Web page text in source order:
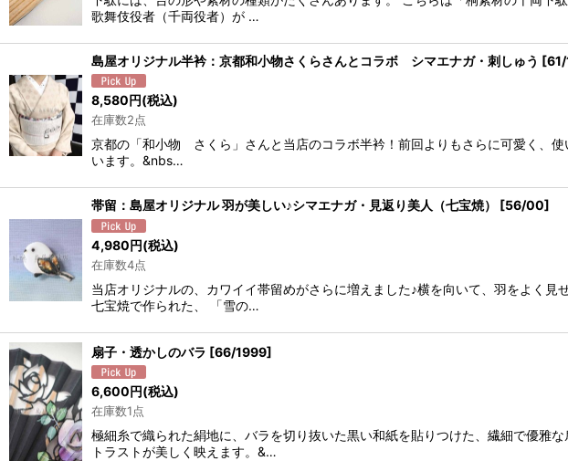
歌舞伎役者（千両役者）が …
島屋オリジナル半衿：京都和小物さくらさんとコラボ シマエナガ・刺しゅう [
8,580円(税込)
在庫数2点
京都の「和小物 さくら」さんと当店のコラボ半衿！前回よりもさらに可愛く、
います。&nbs…
帯留：島屋オリジナル 羽が美しい♪シマエナガ・見返り美人（七宝焼） [56/00]
4,980円(税込)
在庫数4点
当店オリジナルの、カワイイ帯留めがさらに増えました♪横を向いて、羽をよく
七宝焼で作られた、 「雪の…
扇子・透かしのバラ [66/1999]
6,600 円(税込)
在庫数1点
極細糸で織られた絹地に、バラを切り抜いた黒い和紙を貼りつけた、繊細で優雅
トラストが美しく映えます。&…